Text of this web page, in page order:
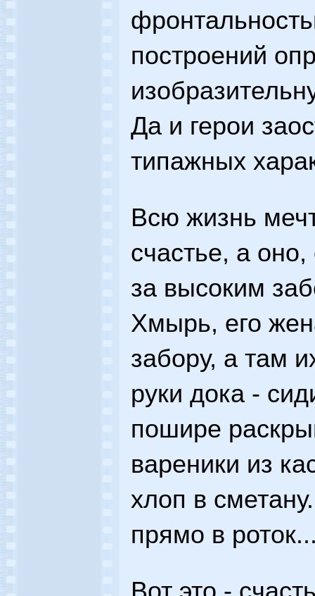
построений
Да и герои
типажных
Всю жизнь
счастье, а
за высоким
Хмырь, его
забору, а там
руки дока -
пошире
вареники из
хлоп в
прямо в